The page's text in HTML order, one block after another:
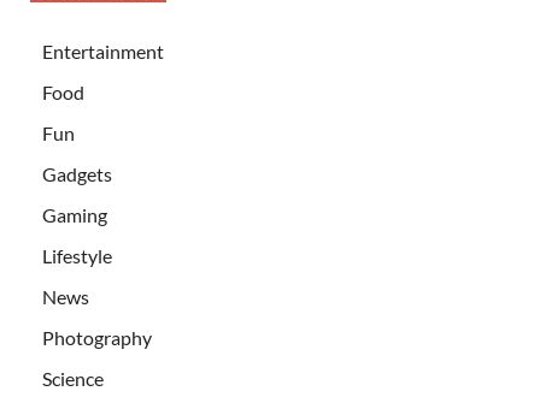
Entertainment
Food
Fun
Gadgets
Gaming
Lifestyle
News
Photography
Science